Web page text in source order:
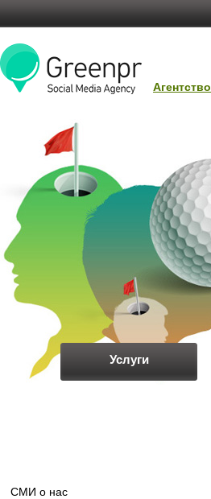
Агентство
Услуги
СМИ о нас